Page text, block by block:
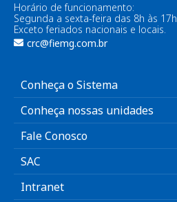
Horário de funcionamento:
Segunda a sexta-feira das 8h às 17h
Exceto feriados nacionais e locais.
crc@fiemg.com.br
Conheça o Sistema
Conheça nossas unidades
Fale Conosco
SAC
Intranet